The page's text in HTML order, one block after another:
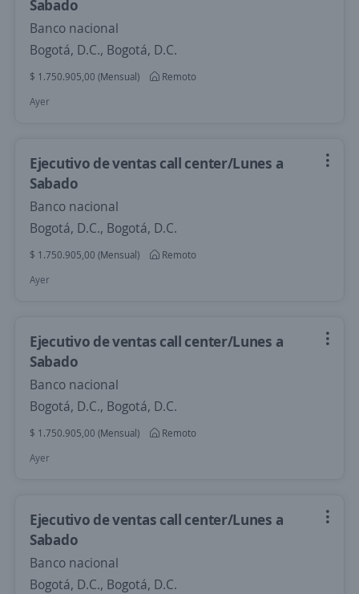
Sabado
Banco nacional
Bogotá, D.C., Bogotá, D.C.
$ 1.750.905,00 (Mensual)
Remoto
Ayer
Ejecutivo de ventas call center/Lunes a
Sabado
Banco nacional
Bogotá, D.C., Bogotá, D.C.
$ 1.750.905,00 (Mensual)
Remoto
Ayer
Ejecutivo de ventas call center/Lunes a
Sabado
Banco nacional
Bogotá, D.C., Bogotá, D.C.
$ 1.750.905,00 (Mensual)
Remoto
Ayer
Ejecutivo de ventas call center/Lunes a
Sabado
Banco nacional
Bogotá, D.C., Bogotá, D.C.